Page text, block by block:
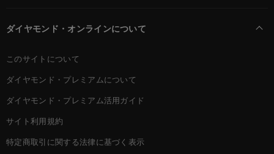
ダイヤモンド・オンラインについて
このサイトについて
ダイヤモンド・プレミアムについて
ダイヤモンド・プレミアム活用ガイド
サイト利用規約
特定商取引に関する法律に基づく表示